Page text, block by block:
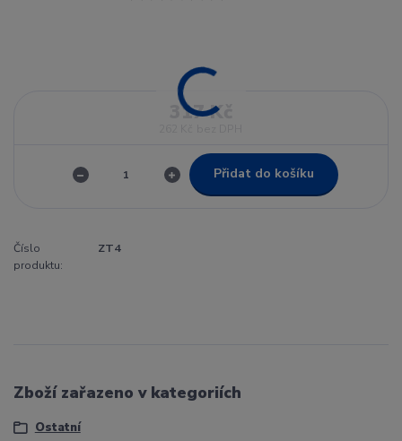
317 Kč
Přidat do košíku
Číslo
produktu:
ZT4
Zboží zařazeno v kategoriích
Ostatní